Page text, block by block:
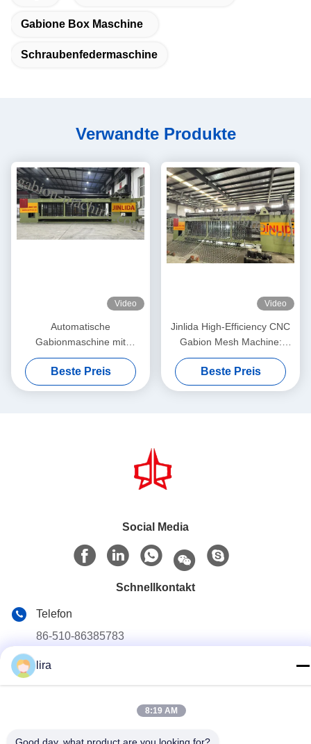
Gabione Box Maschine
Schraubenfedermaschine
Verwandte Produkte
Video
Automatische
Gabionmaschine mit
servodriven
Präzisionsnetzmacher 5,3m
Max. Breite
Beste Preis
Video
Jinlida High-Efficiency CNC
Gabion Mesh Machine:
Perfect Combination of Fast
Output and Precision
Weaving to Boost
Beste Preis
Social Media
Schnellkontakt
Telefon
86-510-86385783
E-Mail
sales@gabion.cn
lira
8:19 AM